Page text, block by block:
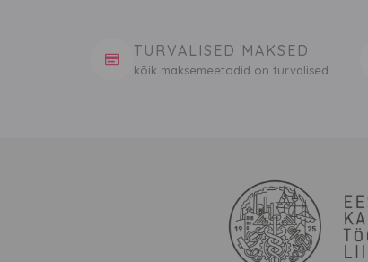
TURVALISED MAKSED
kõik maksemeetodid on turvalised